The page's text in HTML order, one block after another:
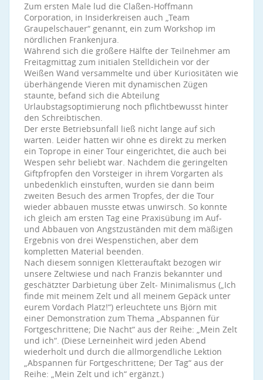
Zum ersten Male lud die Claßen-Hoffmann
Corporation, in Insiderkreisen auch „Team
Graupelschauer“ genannt, ein zum Workshop im
nördlichen Frankenjura.
Während sich die größere Hälfte der Teilnehmer am
Freitagmittag zum initialen Stelldichein vor der
Weißen Wand versammelte und über Kuriositäten wie
überhängende Vieren mit dynamischen Zügen
staunte, befand sich die Abteilung
Urlaubstagsoptimierung noch pflichtbewusst hinter
den Schreibtischen.
Der erste Betriebsunfall ließ nicht lange auf sich
warten. Leider hatten wir ohne es direkt zu merken
ein Toprope in einer Tour eingerichtet, die auch bei
Wespen sehr beliebt war. Nachdem die geringelten
Giftpfropfen den Vorsteiger in ihrem Vorgarten als
unbedenklich einstuften, wurden sie dann beim
zweiten Besuch des armen Tropfes, der die Tour
wieder abbauen musste etwas unwirsch. So konnte
ich gleich am ersten Tag eine Praxisübung im Auf-
und Abbauen von Angstzuständen mit dem mäßigen
Ergebnis von drei Wespenstichen, aber dem
kompletten Material beenden.
Nach diesem sonnigen Kletterauftakt bezogen wir
unsere Zeltwiese und nach Franzis bekannter und
geschätzter Darbietung über Zelt- Minimalismus („Ich
finde mit meinem Zelt und all meinem Gepäck unter
eurem Vordach Platz!“) erleuchtete uns Björn mit
einer Demonstration zum Thema „Abspannen für
Fortgeschrittene; Die Nacht“ aus der Reihe: „Mein Zelt
und ich“. (Diese Lerneinheit wird jeden Abend
wiederholt und durch die allmorgendliche Lektion
„Abspannen für Fortgeschrittene; Der Tag“ aus der
Reihe: „Mein Zelt und ich“ ergänzt.)